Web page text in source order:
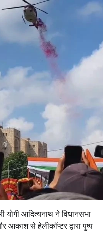
आदित्यनाथ ने विधानसभा
आकाश से हेलीकॉप्टर द्वारा पुष्प